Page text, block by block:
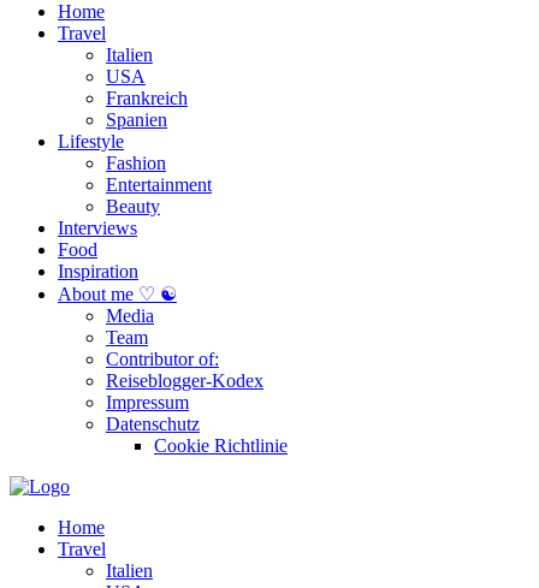
Home
Travel
Italien
USA
Frankreich
Spanien
Lifestyle
Fashion
Entertainment
Beauty
Interviews
Food
Inspiration
About me ♡ ☯
Media
Team
Contributor of:
Reiseblogger-Kodex
Impressum
Datenschutz
Cookie Richtlinie
Home
Travel
Italien